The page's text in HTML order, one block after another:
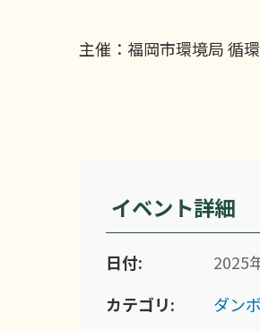
主催：福岡市環境局 循
イベント詳細
日付:
2025
カテゴリ:
ダン